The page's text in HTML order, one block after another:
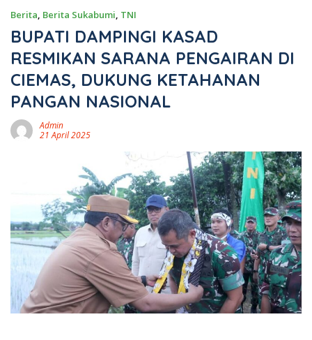
Berita, Berita Sukabumi, TNI
BUPATI DAMPINGI KASAD
RESMIKAN SARANA PENGAIRAN DI
CIEMAS, DUKUNG KETAHANAN
PANGAN NASIONAL
Admin
21 April 2025